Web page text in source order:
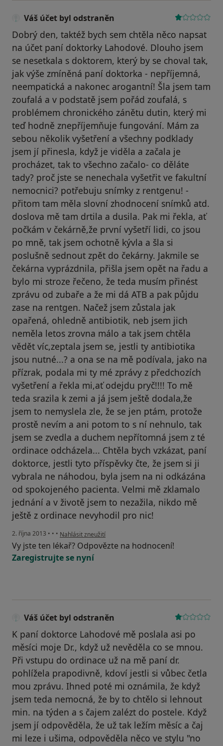
Váš účet byl odstraněn
Dobrý den, taktéž bych sem chtěla něco napsat
na účet paní doktorky Lahodové. Dlouho jsem
se nesetkala s doktorem, který by se choval tak,
jak výše zmíněná paní doktorka - nepříjemná,
neempatická a nakonec arogantní! Šla jsem tam
zoufalá a v podstatě jsem pořád zoufalá, s
problémem chronického zánětu dutin, který mi
teď hodně znepříjemňuje fungování. Mám za
sebou několik vyšetření a všechny podklady
jsem jí přinesla, když je viděla a začala je
procházet, tak to všechno začalo- co děláte
tady? proč jste se nenechala vyšetřit ve fakultní
nemocnici? potřebuju snímky z rentgenu! -
přitom tam měla slovní zhodnocení snímků atd.
doslova mě tam drtila a dusila. Pak mi řekla, ať
počkám v čekárně,že první vyšetří lidi, co jsou
po mně, tak jsem ochotně kývla a šla si
poslušně sednout zpět do čekárny. Jakmile se
čekárna vyprázdnila, přišla jsem opět na řadu a
bylo mi stroze řečeno, že teda musím přinést
zprávu od zubaře a že mi dá ATB a pak půjdu
zase na rentgen. Načež jsem zůstala jak
opařená, ohledně antibiotik, neb jsem jich
neměla letos zrovna málo a tak jsem chtěla
vědět víc,zeptala jsem se, jestli ty antibiotika
jsou nutné...? a ona se na mě podívala, jako na
přízrak, podala mi ty mé zprávy z předchozích
vyšetření a řekla mi,ať odejdu pryč!!!! To mě
teda srazila k zemi a já jsem ještě dodala,že
jsem to nemyslela zle, že se jen ptám, protože
prostě nevím a ani potom to s ní nehnulo, tak
jsem se zvedla a duchem nepřítomná jsem z té
ordinace odcházela... Chtěla bych vzkázat, paní
doktorce, jestli tyto příspěvky čte, že jsem si ji
vybrala ne náhodou, byla jsem na ni odkázána
od spokojeného pacienta. Velmi mě zklamalo
jednání a v životě jsem to nezažila, nikdo mě
ještě z ordinace nevyhodil pro nic!
2. října 2013 • • • podle názoru uživatele Váš účet byl odstraněn
Nahlásit zneužití
Vy jste ten lékař? Odpovězte na hodnocení!
Zaregistrujte se nyní
Váš účet byl odstraněn
K paní doktorce Lahodové mě poslala asi po
měsíci moje Dr., když už nevěděla co se mnou.
Při vstupu do ordinace už na mě paní dr.
pohlížela prapodivně, kdoví jestli si vůbec četla
mou zprávu. Ihned poté mi oznámila, že když
jsem teda nemocná, že by to chtělo si lehnout
min. na týden a s čajem zalézt do postele. Když
jsem jí odpověděla, že už tak ležím měsíc a čaj
mi leze i ušima, odpověděla něco ve stylu "no